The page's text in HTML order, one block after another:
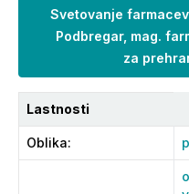
Svetovanje
Podbregar, mag.
za
Lastnosti
Oblika: